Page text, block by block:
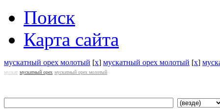
Поиск
Карта сайта
мускатный орех молотый [x] мускатный орех молотый [x]
мускат мускатный орех мускатный орех молотый